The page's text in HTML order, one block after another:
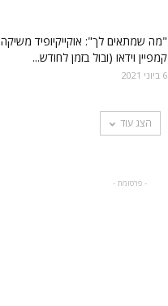
"מה שמתאים לך": אוקייקיופיד משיקה
קמפיין וידאו (ובול בזמן לחודש...
6 ביוני 2021
הצג עוד
- פרסומת -